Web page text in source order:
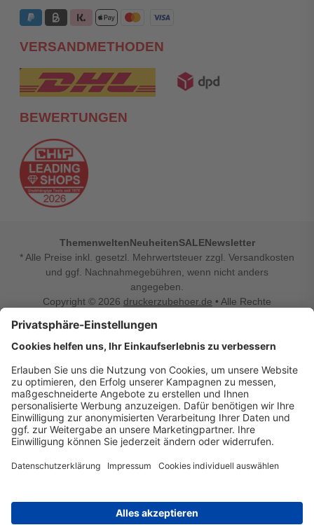
VERSANDMETHODEN
BEWERTUNGEN
ThemenweltenNeuheitenSALENewsletter
* Alle Preise inkl. gesetzl. Mehrwertsteuer zzgl. Versandkosten
und ggf. Nachnahmegebühren, wenn nicht anders
angegeben.
Copyright © 2026 druckerzubehoer.de • Alle Rechte
Vertrag widerrufen
Druckerzubehoer.de – preiswerte Qualität für Ihr Office
Sie sind auf der Suche nach dem passenden Druckerzubehör
oder Zubehör für das Büro, den Computer oder Ihr
Smartphone? Dann sind Sie bei Druckerzubehoer.de genau
richtig! Unser breites Sortiment bietet unter anderem Tinte
und Toner für alle gängigen Druckermodelle – großer sowie
kleiner Hersteller. Zugleich sind wir Ihr Online Fachhandel für
einrichten, die Werkstatt ausstatten oder den Alltag mit
was Ihren Arbeitsplatz noch komfortabler macht, finden Sie
bei uns auch Bastelspaß, Schulbedarf, Beleuchtung,